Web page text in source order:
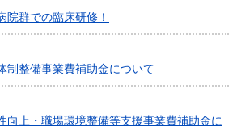
院群での臨床研修！
制整備事業費補助金について
向上・職場環境整備等支援事業費補助金に